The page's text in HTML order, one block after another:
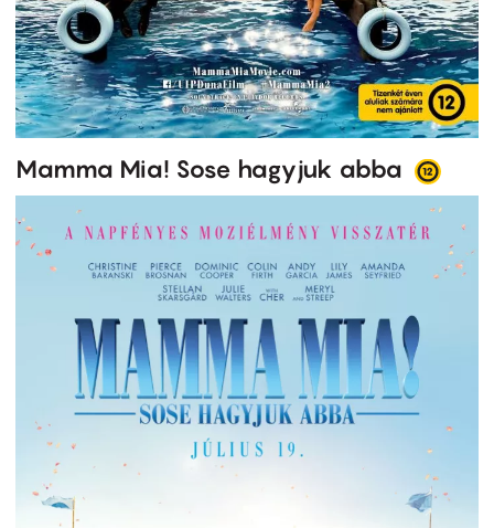
Mamma Mia! Sose hagyjuk abba